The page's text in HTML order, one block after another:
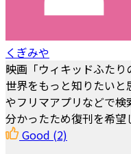
くぎみや
映画「ウィキッドふた
世界をもっと知りたい
やフリマアプリなどで
分かったため復刊を希望
Good (2)